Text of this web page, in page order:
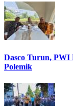
Dasco Turun, PWI
Polemik